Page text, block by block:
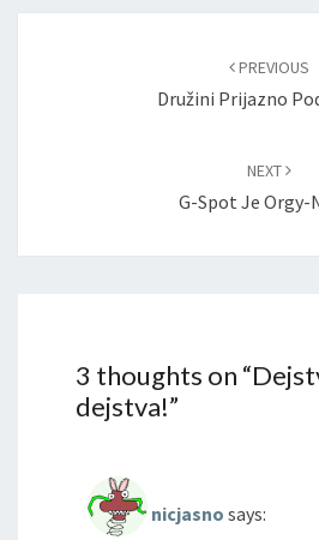
PREVIOUS
Družini Prijazno
NEXT
G-Spot Je
3 thoughts on “
dejstva!”
nicjasno says: